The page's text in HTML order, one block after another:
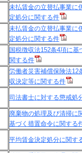
未払賃金の立替払事業に
定処分に関する件
未払賃金の立替払事業に
定処分に関する件
国税徴収法152条4項に
関する件
労働者災害補償保険法12
収決定等に関する件
司法書士に対する懲戒処
廃棄物の処理及び清掃に
基づく措置命令に関する
平均賃金決定処分に関す